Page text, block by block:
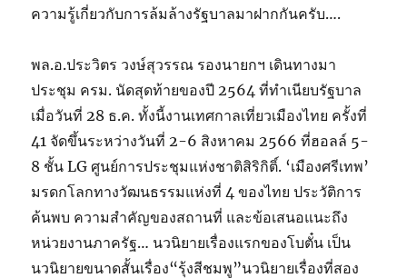
ความรู้เกี่ยวกับการล้มล้างรัฐบาลมาฝากกันครับ….
พล.อ.ประวิตร วงษ์สุวรรณ รองนายกฯ เดินทางมา
ประชุม ครม. นัดสุดท้ายของปี 2564 ที่ทำเนียบรัฐบาล
เมื่อวันที่ 28 ธ.ค. ทั้งนี้งานเทศกาลเที่ยวเมืองไทย ครั้งที่
41 จัดขึ้นระหว่างวันที่ 2-6 สิงหาคม 2566 ที่ฮอลล์ 5-
8 ชั้น LG ศูนย์การประชุมแห่งชาติสิริกิติ์. ‘เมืองศรีเทพ’
มรดกโลกทางวัฒนธรรมแห่งที่ 4 ของไทย ประวัติการ
ค้นพบ ความสำคัญของสถานที่ และข้อเสนอแนะถึง
หน่วยงานภาครัฐ… นวนิยายเรื่องแรกของโบตั๋น เป็น
นวนิยายขนาดสั้นเรื่อง“รุ้งสีชมพู”นวนิยายเรื่องที่สอง